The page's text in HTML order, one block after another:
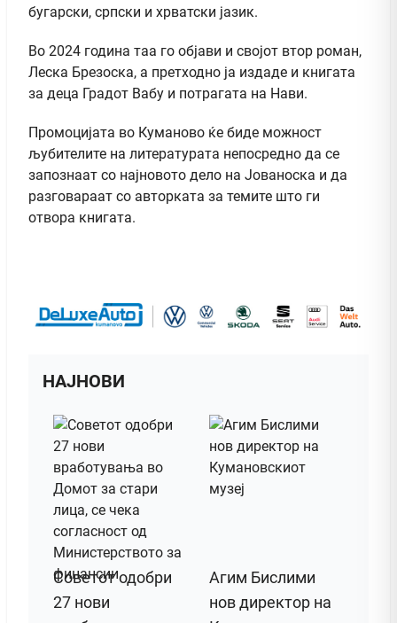
бугарски, српски и хрватски јазик.
Во 2024 година таа го објави и својот втор роман,
Леска Брезоска, а претходно ја издаде и книгата
за деца Градот Вабу и потрагата на Нави.
Промоцијата во Куманово ќе биде можност
љубителите на литературата непосредно да се
запознаат со најновото дело на Јованоска и да
разговараат со авторката за темите што ги
отвора книгата.
НАЈНОВИ
Советот одобри
27 нови
Агим Бислими
нов директор на